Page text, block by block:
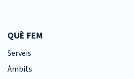
QUÈ FEM
Serveis
Àmbits